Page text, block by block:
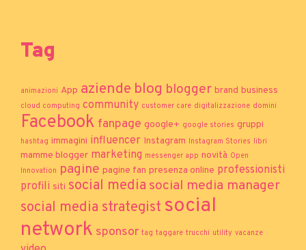
Tag
animazioni App aziende blog blogger brand business
cloud computing community customer care digitalizzazione domini
Facebook fanpage google+ google stories gruppi
hashtag immagini influencer Instagram Instagram Stories libri
mamme blogger marketing messenger app novità Open
Innovation pagine pagine fan presenza online professionisti
profili siti social media social media manager
social media strategist social
network sponsor tag taggare trucchi utility vacanze